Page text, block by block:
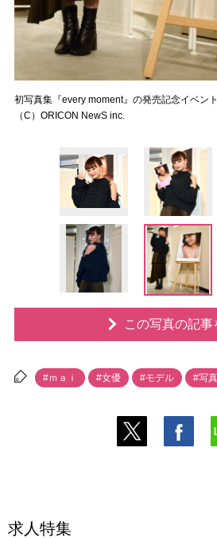
初写真集『every moment』の発売記念イベン
（C）ORICON NewS inc.
この写真の記事
#ｍａｉ #女優 #モデル #写
求人特集